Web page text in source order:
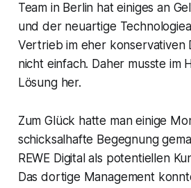
Team in Berlin hat einiges an
und der neuartige
Vertrieb im eher konservativen
nicht einfach. Daher musste im
Lösung her.
Zum Glück hatte man einige
schicksalhafte Begegnung
REWE Digital als potentiellen
Das dortige Management